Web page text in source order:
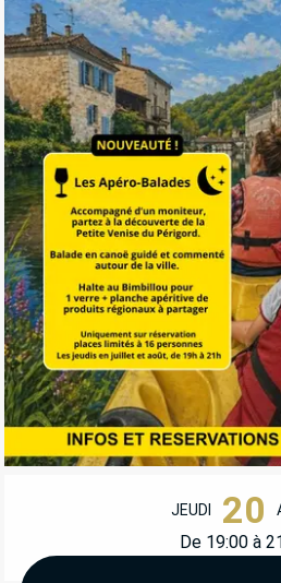
OUVERTURE ET
JEUDI 20
De 19:00 à